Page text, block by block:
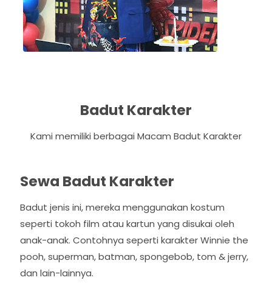
Badut Karakter
Kami memiliki berbagai Macam Badut Karakter
Sewa Badut Karakter
Badut jenis ini, mereka menggunakan kostum
seperti tokoh film atau kartun yang disukai oleh
anak-anak. Contohnya seperti karakter Winnie the
pooh, superman, batman, spongebob, tom & jerry,
dan lain-lainnya.